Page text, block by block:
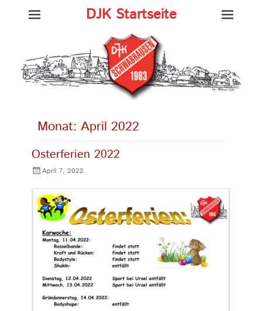
DJK Startseite
Monat: April 2022
Osterferien 2022
Gepostet
April 7, 2022